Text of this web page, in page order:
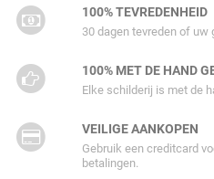
100% TEVREDENHEID
30 dagen tevreden of uw
100% MET DE HAND
Elke schilderij is met de
VEILIGE AANKOPEN
Gebruik een creditcard
betalingen.